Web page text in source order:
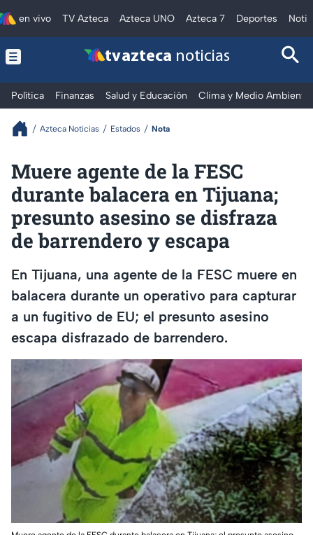
en vivo TV Azteca Azteca UNO Azteca 7 Deportes
tv azteca noticias
Política Finanzas Salud y Educación Clima y Medio Ambiente
Azteca Noticias Estados Nota
Muere agente de la FESC
durante balacera en Tijuana;
presunto asesino se disfraza
de barrendero y escapa
En Tijuana, una agente de la FESC muere en
balacera durante un operativo para capturar
a un fugitivo de EU; el presunto asesino
escapa disfrazado de barrendero.